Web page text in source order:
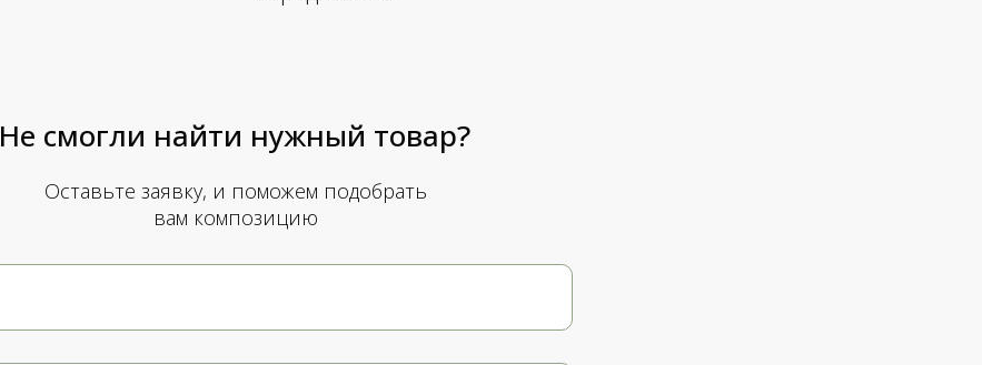
Не смогли найти нужный товар?
Оставьте заявку, и поможем подобрать
вам композицию